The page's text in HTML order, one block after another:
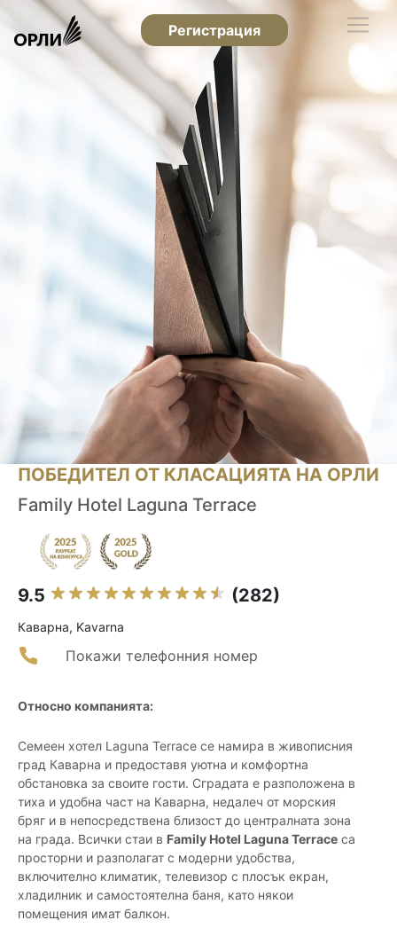
Регистрация
ПОБЕДИТЕЛ ОТ КЛАСАЦИЯТА НА ОРЛИ
Family Hotel Laguna Terrace
9.5 (282)
Каварна, Kavarna
Покажи телефонния номер
Относно компанията:
Семеен хотел Laguna Terrace се намира в живописния
град Каварна и предоставя уютна и комфортна
обстановка за своите гости. Сградата е разположена в
тиха и удобна част на Каварна, недалеч от морския
бряг и в непосредствена близост до централната зона
на града. Всички стаи в Family Hotel Laguna Terrace са
просторни и разполагат с модерни удобства,
включително климатик, телевизор с плосък екран,
хладилник и самостоятелна баня, като някои
помещения имат балкон.